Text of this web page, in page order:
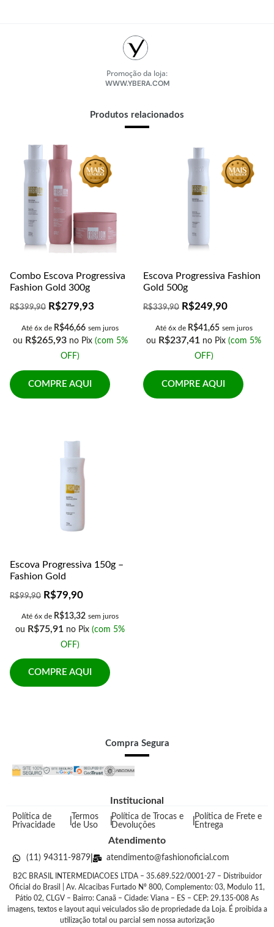
Promoção da loja:
WWW.YBERA.COM
Produtos relacionados
Combo Escova Progressiva
Fashion Gold 300g
R$399,90 R$279,93
Até 6x de R$46,66 sem juros
ou R$265,93 no Pix (com 5%
OFF)
COMPRE AQUI
Escova Progressiva Fashion
Gold 500g
R$339,90 R$249,90
Até 6x de R$41,65 sem juros
ou R$237,41 no Pix(com 5%
OFF)
COMPRE AQUI
Escova Progressiva 150g –
Fashion Gold
R$99,90 R$79,90
Até 6x de R$13,32 sem juros
ou R$75,91 no Pix(com 5%
OFF)
COMPRE AQUI
Compra Segura
Institucional
Política de
Privacidade
Termos
de Uso
|Política de Trocas e
Devoluções
|Política de Frete e
Entrega
Atendimento
(11) 94311-9879| atendimento@fashionoficial.com
B2C BRASIL INTERMEDIACOES LTDA – 35.689.522/0001-27 – Distribuidor
Oficial do Brasil | Av. Alcacibas Furtado Nº 800, Complemento: 03, Modulo 11,
Pátio 02, CLGV – Bairro: Canaã – Cidade: Viana – ES – CEP: 29.135-008 As
imagens, textos e layout aqui veiculados são de propriedade da Loja. É proibida a
utilização total ou parcial sem nossa autorização